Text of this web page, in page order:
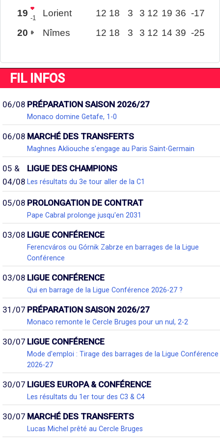
19 -1 Lorient 12 18 3 3 12 19 36 -17
20
Nîmes 12 18 3 3 12 14 39 -25
FIL INFOS
06/08 PRÉPARATION SAISON 2026/27
Monaco domine Getafe, 1-0
06/08 MARCHÉ DES TRANSFERTS
Maghnes Akliouche s'engage au Paris Saint-Germain
05 &
04/08
LIGUE DES CHAMPIONS
Les résultats du 3e tour aller de la C1
05/08 PROLONGATION DE CONTRAT
Pape Cabral prolonge jusqu'en 2031
03/08 LIGUE CONFÉRENCE
Ferencváros ou Górnik Zabrze en barrages de la Ligue
Conférence
03/08 LIGUE CONFÉRENCE
Qui en barrage de la Ligue Conférence 2026-27 ?
31/07 PRÉPARATION SAISON 2026/27
Monaco remonte le Cercle Bruges pour un nul, 2-2
30/07 LIGUE CONFÉRENCE
Mode d'emploi : Tirage des barrages de la Ligue Conférence
2026-27
30/07 LIGUES EUROPA & CONFÉRENCE
Les résultats du 1er tour des C3 & C4
30/07 MARCHÉ DES TRANSFERTS
Lucas Michel prêté au Cercle Bruges